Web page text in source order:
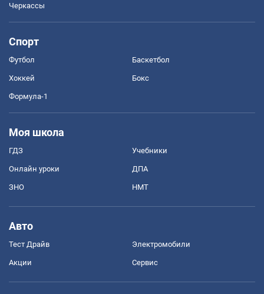
Черкассы
Спорт
Футбол Баскетбол
Хоккей Бокс
Формула-1
Моя школа
ГДЗ Учебники
Онлайн уроки ДПА
ЗНО НМТ
Авто
Тест Драйв Электромобили
Акции Сервис